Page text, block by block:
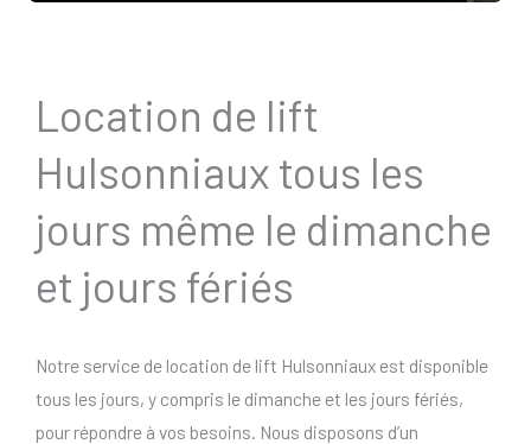
Location de lift
Hulsonniaux tous les
jours même le dimanche
et jours fériés
Notre service de location de lift Hulsonniaux est disponible
tous les jours, y compris le dimanche et les jours fériés,
pour répondre à vos besoins. Nous disposons d’un